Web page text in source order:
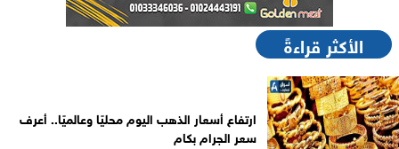
الأكثر قراءةً
ارتفاع أسعار الذهب اليوم محليًا وعالميًا.. أعرف
سعر الجرام بكام